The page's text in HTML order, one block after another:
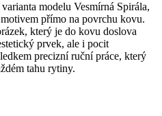
modelu Vesmírná Spirála,
přímo na povrchu kovu.
který je do kovu doslova
prvek, ale i pocit
precizní ruční práce, který
tahu rytiny.